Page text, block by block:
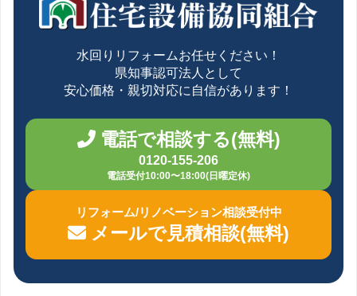
水回りリフォームお任せください！
県知事認可法人として
安心価格・親切対応に自信があります！
電話で相談する(無料)
0120-155-206
電話受付10:00〜18:00(日曜定休)
リフォーム/リノベーション相談受付中
メールで見積相談(無料)